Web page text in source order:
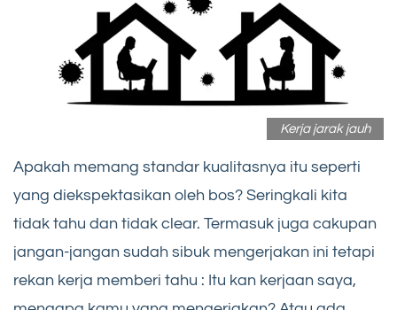
Kerja jarak jauh
Apakah memang standar kualitasnya itu seperti
yang diekspektasikan oleh bos? Seringkali kita
tidak tahu dan tidak clear. Termasuk juga cakupan
jangan-jangan sudah sibuk mengerjakan ini tetapi
rekan kerja memberi tahu : Itu kan kerjaan saya,